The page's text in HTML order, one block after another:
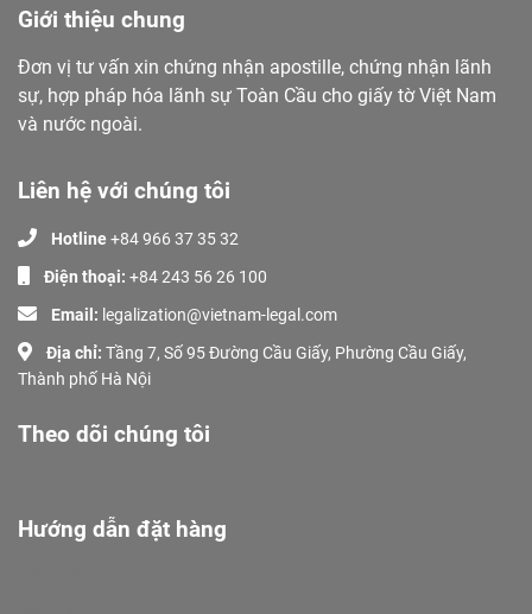
Giới thiệu chung
Đơn vị tư vấn xin chứng nhận apostille, chứng nhận lãnh
sự, hợp pháp hóa lãnh sự Toàn Cầu cho giấy tờ Việt Nam
và nước ngoài.
Liên hệ với chúng tôi
Hotline+84 966 37 35 32
Điện thoại: +84 243 56 26 100
Email: legalization@vietnam-legal.com
Địa chỉ: Tầng 7, Số 95 Đường Cầu Giấy, Phường Cầu Giấy,
Thành phố Hà Nội
Theo dõi chúng tôi
Hướng dẫn đặt hàng